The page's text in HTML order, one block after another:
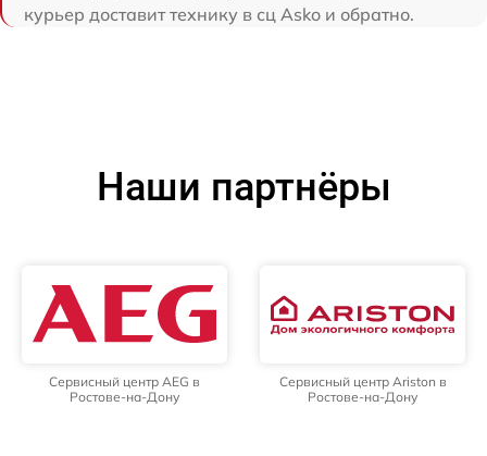
курьер доставит технику в сц Asko и обратно.
Наши партнёры
Сервисный центр AEG в
Ростове-на-Дону
Сервисный центр Ariston в
Ростове-на-Дону